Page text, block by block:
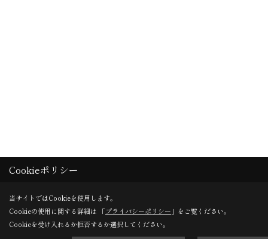
Cookieポリシー
当サイトではCookieを使用します。
Cookieの使用に関する詳細は 「プライバシーポリシー 」をご覧ください。
Cookieを受け入れるか拒否するか選択してください。